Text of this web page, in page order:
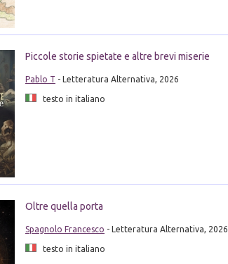
Piccole storie spietate e altre brevi miserie
Pablo T - Letteratura Alternativa, 2026
testo in italiano
Oltre quella porta
Spagnolo Francesco - Letteratura Alternativa, 2026
testo in italiano